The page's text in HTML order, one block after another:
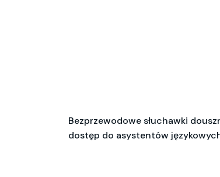
Bezprzewodowe słuchawki
dostęp do asystentów